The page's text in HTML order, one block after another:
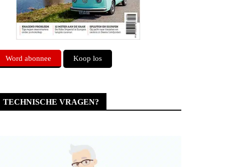
Word abonnee Koop los
TECHNISCHE VRAGEN?